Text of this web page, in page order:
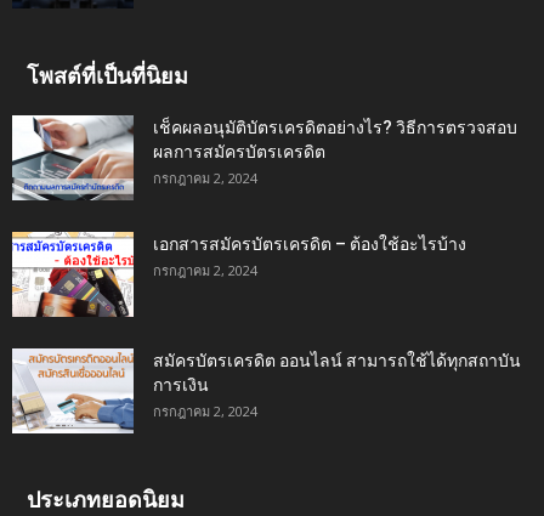
โพสต์ที่เป็นที่นิยม
เช็คผลอนุมัติบัตรเครดิตอย่างไร? วิธีการตรวจสอบ
ผลการสมัครบัตรเครดิต
กรกฎาคม 2, 2024
เอกสารสมัครบัตรเครดิต – ต้องใช้อะไรบ้าง
กรกฎาคม 2, 2024
สมัครบัตรเครดิต ออนไลน์ สามารถใช้ได้ทุกสถาบัน
การเงิน
กรกฎาคม 2, 2024
ประเภทยอดนิยม